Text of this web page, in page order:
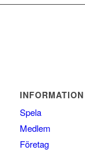
INFORMATION
Spela
Medlem
Företag